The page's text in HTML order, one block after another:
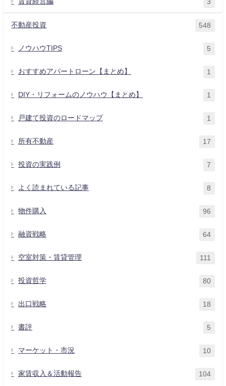
不動産投資 548
ノウハウTIPS 5
おすすめアパートローン【まとめ】 1
DIY・リフォームのノウハウ【まとめ】 1
戸建て投資のロードマップ 1
所有不動産 17
投資の実践例 7
よく読まれている記事 8
物件購入 96
融資戦略 64
空室対策・賃貸管理 111
投資哲学 80
出口戦略 18
書評 5
マーケット・市況 10
家賃収入＆活動報告 104